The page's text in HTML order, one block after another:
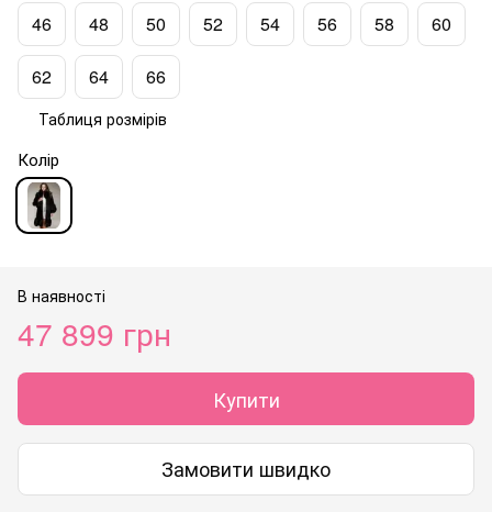
46 48 50 52 54 56 58 60
62 64 66
Таблиця розмірів
Колір
В наявності
47 899 грн
Купити
Замовити швидко